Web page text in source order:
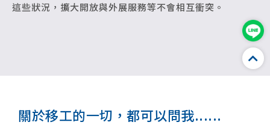
這些狀況，擴大開放與外展服務等不會相互衝突。
關於移工的一切，都可以問我......